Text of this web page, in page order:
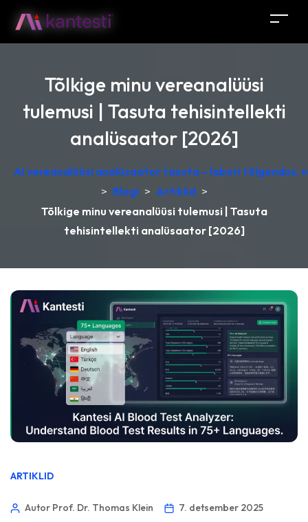
Tõlkige minu vereanalüüsi
tulemusi | Tasuta tehisintellekti
analüsaator [2026]
AI vereanalüüsi analüsaator tasuta – labori tõlgendus,
> Blogi > Artiklid >
Tõlkige minu vereanalüüsi tulemusi | Tasuta
tehisintellekti analüsaator [2026]
ARTIKLID
Autor Prof. Dr. Thomas Klein
7. detsember 2025